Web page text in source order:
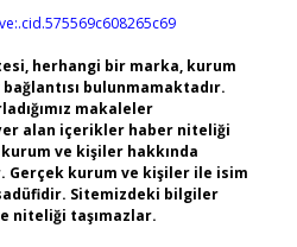
herhangi bir marka, kurum
bulunmamaktadır.
makaleler
alan içerikler haber niteliği
ve kişiler hakkında
Gerçek kurum ve kişiler ile isim
Sitemizdeki bilgiler
niteliği taşımazlar.